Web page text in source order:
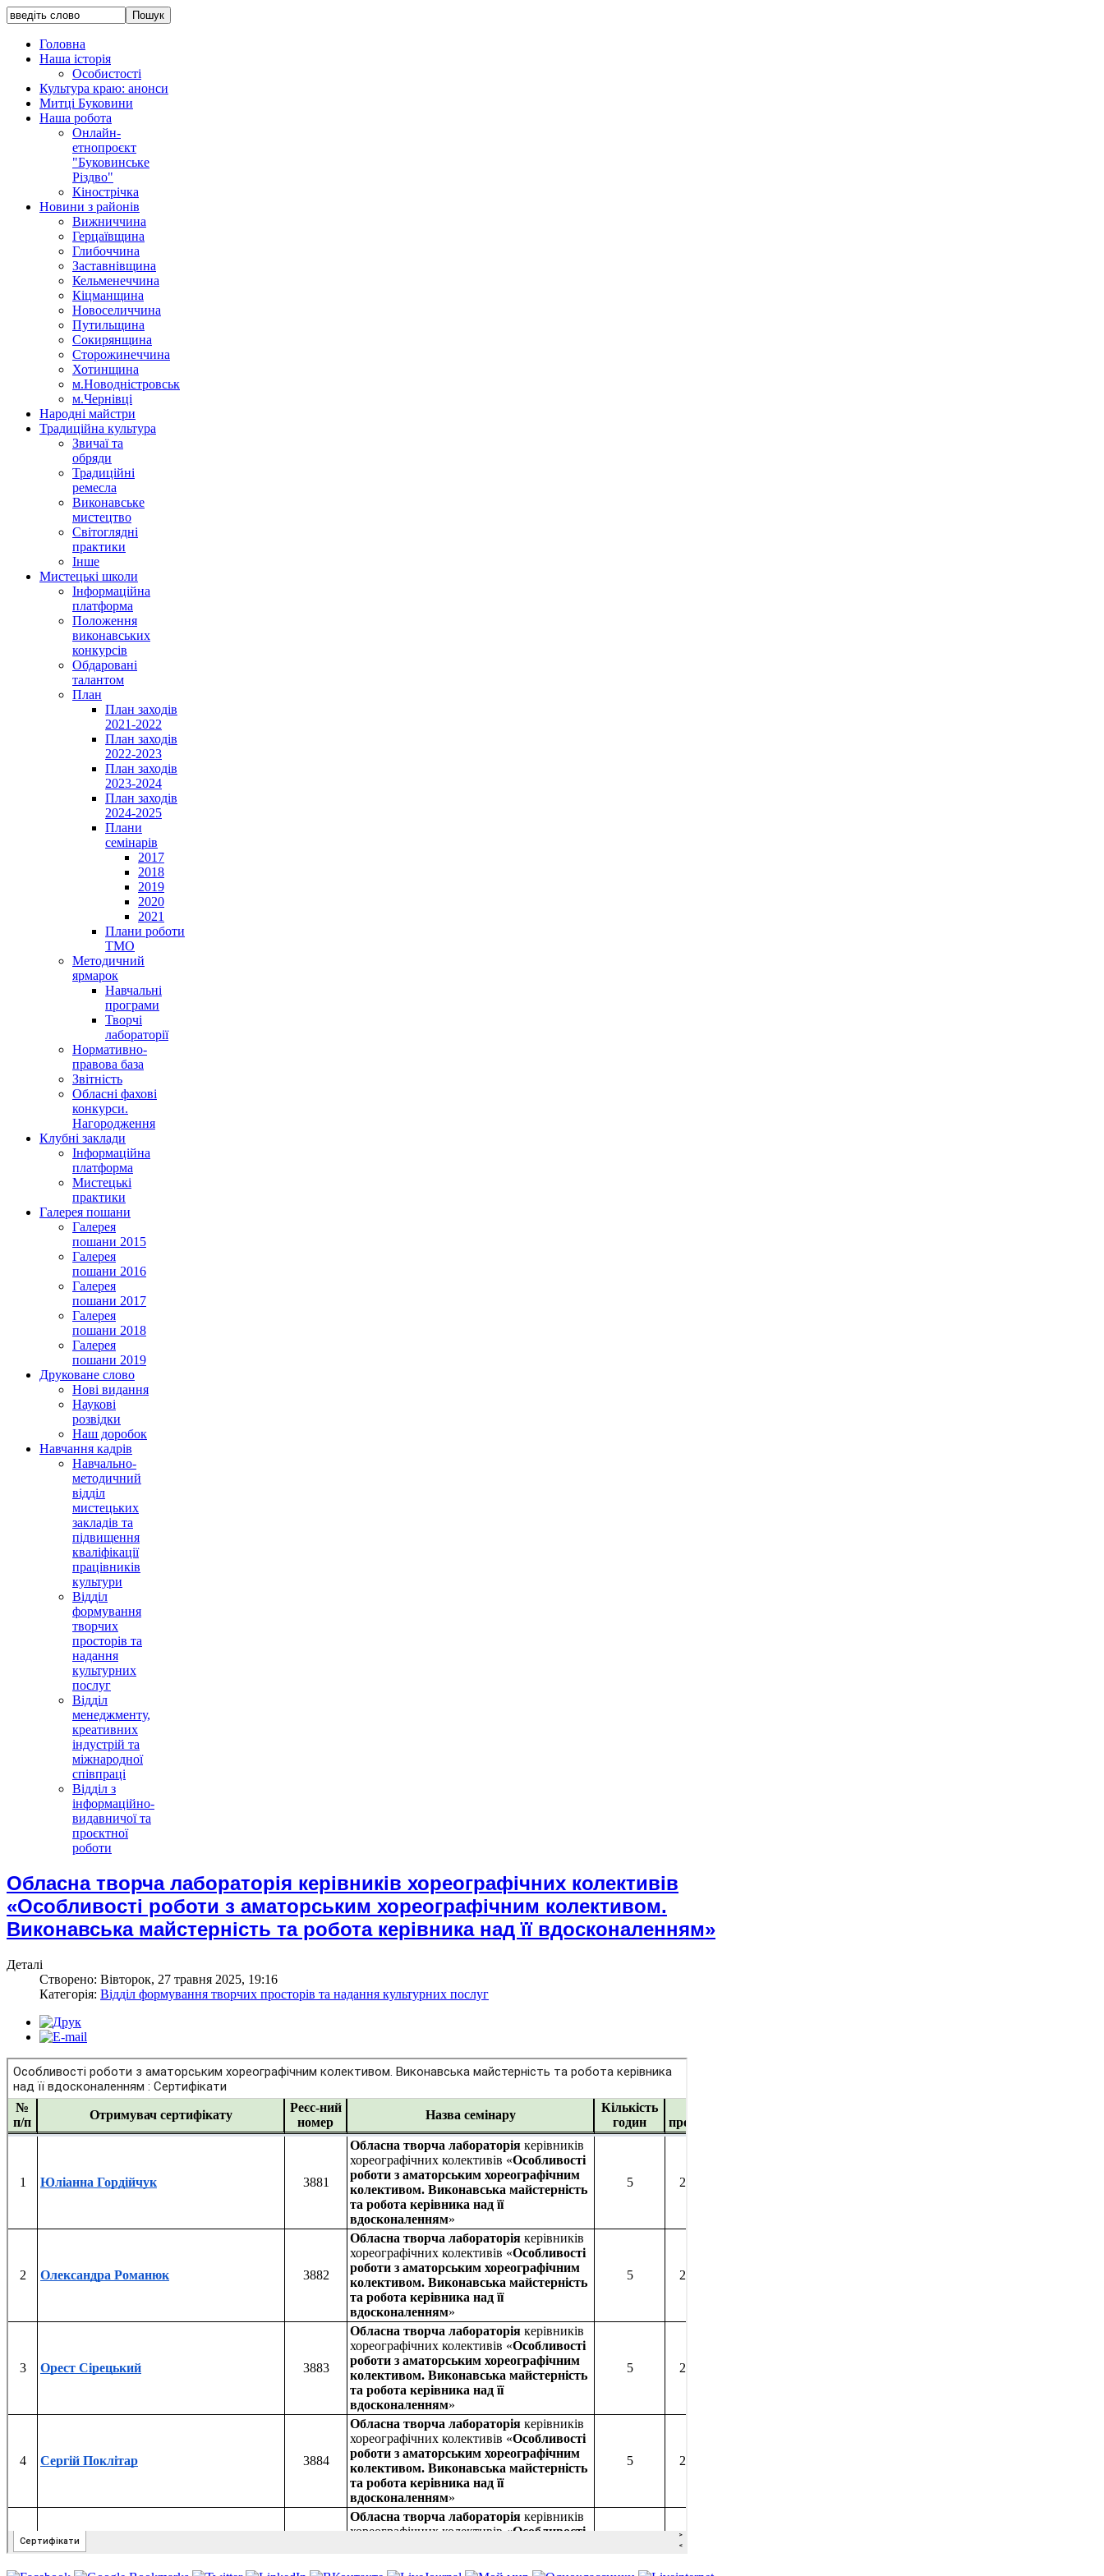
Головна
Наша історія
Особистості
Культура краю: анонси
Митці Буковини
Наша робота
Онлайн-
етнопроєкт
"Буковинське
Різдво"
Кінострічка
Новини з районів
Вижниччина
Герцаївщина
Глибоччина
Заставнівщина
Кельменеччина
Кіцманщина
Новоселиччина
Путильщина
Сокирянщина
Сторожинеччина
Хотинщина
м.Новодністровськ
м.Чернівці
Народні майстри
Традиційна культура
Звичаї та
обряди
Традиційні
ремесла
Виконавське
мистецтво
Світоглядні
практики
Інше
Мистецькі школи
Інформаційна
платформа
Положення
виконавських
конкурсів
Обдаровані
талантом
План
План заходів
2021-2022
План заходів
2022-2023
План заходів
2023-2024
План заходів
2024-2025
Плани
семінарів
2017
2018
2019
2020
2021
Плани роботи
ТМО
Методичний
ярмарок
Навчальні
програми
Творчі
лабораторії
Нормативно-
правова база
Звітність
Обласні фахові
конкурси.
Нагородження
Клубні заклади
Інформаційна
платформа
Мистецькі
практики
Галерея пошани
Галерея
пошани 2015
Галерея
пошани 2016
Галерея
пошани 2017
Галерея
пошани 2018
Галерея
пошани 2019
Друковане слово
Нові видання
Наукові
розвідки
Наш доробок
Навчання кадрів
Навчально-
методичний
відділ
мистецьких
закладів та
підвищення
кваліфікації
працівників
культури
Відділ
формування
творчих
просторів та
надання
культурних
послуг
Відділ
менеджменту,
креативних
індустрій та
міжнародної
співпраці
Відділ з
інформаційно-
видавничої та
проєктної
роботи
Обласна творча лабораторія керівників хореографічних колективів
«Особливості роботи з аматорським хореографічним колективом.
Виконавська майстерність та робота керівника над її вдосконаленням»
Деталі
Створено: Вівторок, 27 травня 2025, 19:16
Категорія: Відділ формування творчих просторів та надання культурних послуг